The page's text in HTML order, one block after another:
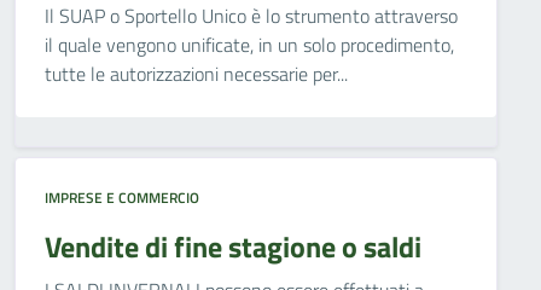
Il SUAP o Sportello Unico è lo strumento attraverso
il quale vengono unificate, in un solo procedimento,
tutte le autorizzazioni necessarie per...
IMPRESE E COMMERCIO
Vendite di fine stagione o saldi